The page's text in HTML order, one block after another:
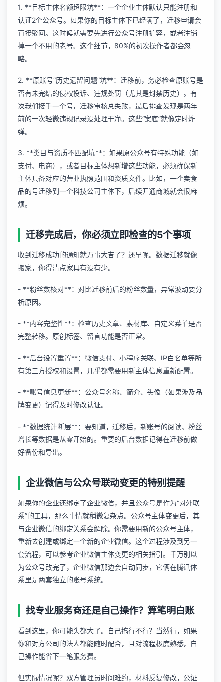
1. **目标主体名额超限坑**：一个企业主体默认只能注册和
认证2个公众号。如果你的目标主体下已经满了，迁移申请会
直接驳回。这时候就需要先进行公众号注册扩容，或者注销
掉一个不用的老号。这个细节，80%的初次操作者都会忽
略。
2. **原账号“历史遗留问题”坑**：迁移前，务必检查原账号是
否有未完结的侵权投诉、违规处罚（尤其是封禁历史）。有
次我们接手一个号，迁移审核总失败，最后排查发现是两年
前的一次轻微违规记录没处理干净。这些“案底”就像定时炸
弹。
3. **类目与资质不匹配坑**：如果原公众号有特殊功能（如
支付、电商），或者目标主体想新增这些功能，必须确保新
主体具备对应的营业执照范围和资质文件。比如，一个卖食
品的号迁移到一个科技公司主体下，后续开通商城就会很麻
烦。
迁移完成后，你必须立即检查的5个事项
收到迁移成功的通知就万事大吉了？还早呢。数据迁移就像
搬家，你得清点家具有没有少。
- **粉丝数核对**：对比迁移前后的粉丝数量，异常波动要分
析原因。
- **内容完整性**：检查历史文章、素材库、自定义菜单是否
完整转移。原创标签、留言功能是否正常。
- **后台设置重置**：微信支付、小程序关联、IP白名单等所
有第三方授权和设置，几乎都需要用新主体信息重新配置。
- **账号信息更新**：公众号名称、简介、头像（如果涉及品
牌变更）记得及时修改认证。
- **数据统计断层**：要知道，迁移后，新账号的阅读、粉丝
增长等数据是从零开始的。重要的后台数据记得在迁移前做
好备份和导出。
企业微信与公众号联动变更的特别提醒
如果你的企业还绑定了企业微信，并且公众号是作为“对外联
系”的工具，那么事情就稍微复杂点。公众号主体变更后，其
与企业微信的绑定关系会解除。你需要用新的公众号主体，
重新去创建或绑定一个新的企业微信。这个过程涉及到另一
套流程，可以参考企业微信主体变更的相关指引。千万别以
为公众号改完了，企业微信那边会自动同步，它俩在腾讯体
系里是两套独立的账号系统。
找专业服务商还是自己操作？算笔明白账
看到这里，你可能头都大了。自己搞行不行？当然行，如果
你和对方公司的法人都能随时配合，且对流程极度熟悉，自
己操作能省下一笔服务费。
但实际情况呢？双方管理员时间难约，材料反复修改，公证